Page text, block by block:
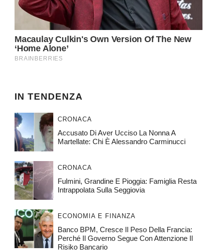
IN TENDENZA
CRONACA
Accusato Di Aver Ucciso La Nonna A
Martellate: Chi È Alessandro Carminucci
CRONACA
Fulmini, Grandine E Pioggia: Famiglia Resta
Intrappolata Sulla Seggiovia
ECONOMIA E FINANZA
Banco BPM, Cresce Il Peso Della Francia:
Perché Il Governo Segue Con Attenzione Il
Risiko Bancario